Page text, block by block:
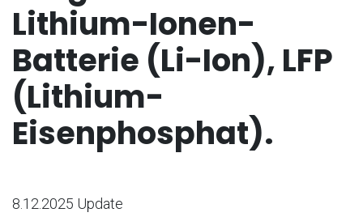
Lithium-Ionen-
Batterie (Li-Ion), LFP
(Lithium-
Eisenphosphat).
8.12.2025 Update